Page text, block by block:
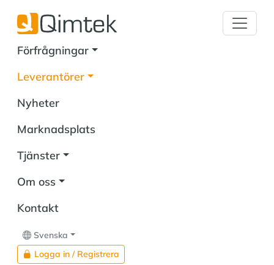
Förfrågningar
Leverantörer
Nyheter
Marknadsplats
Tjänster
Om oss
Kontakt
Svenska
Logga in / Registrera